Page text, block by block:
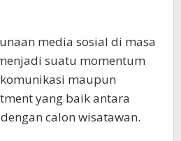
media sosial di masa
suatu momentum
maupun
yang baik antara
calon wisatawan.